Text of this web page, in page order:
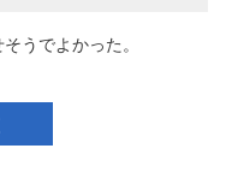
うでよかった。